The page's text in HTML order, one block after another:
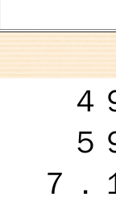
０
５
１